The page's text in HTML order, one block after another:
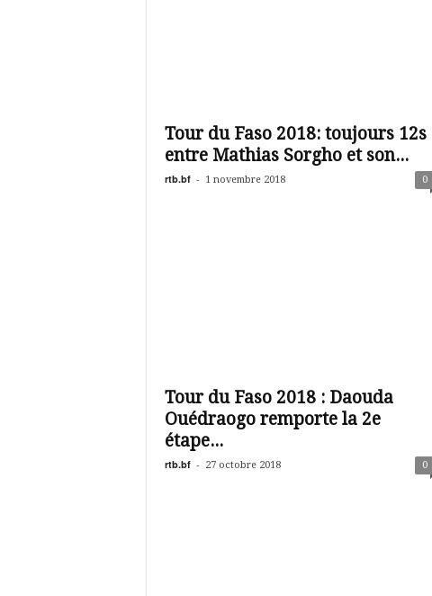
Tour du Faso 2018: toujours 12s
entre Mathias Sorgho et son...
rtb.bf - 1 novembre 2018 0
Tour du Faso 2018 : Daouda
Ouédraogo remporte la 2e
étape...
rtb.bf - 27 octobre 2018 0